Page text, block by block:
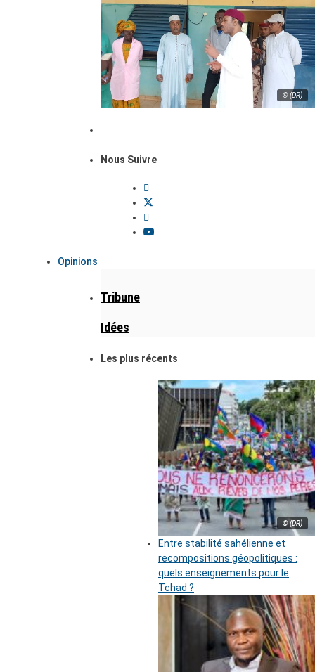
© (DR)
Nous Suivre
Opinions
Tribune
Idées
Les plus récents
© (DR)
Entre stabilité sahélienne et
recompositions géopolitiques :
quels enseignements pour le
Tchad ?